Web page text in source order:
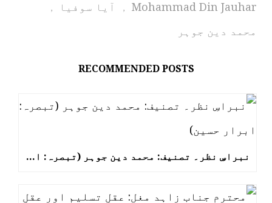
Mohammad Din Jauhar
, آیا سوفیا ,
محمد دین جوہر
RECOMMENDED POSTS
نبراسِ نظر۔ تصنیف: محمد دین جوہر (تبصرہ: ابرار حسین)